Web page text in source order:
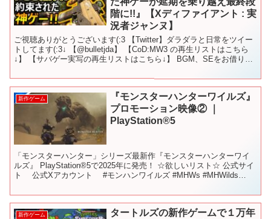
階に!!』【Xディファイアント : 実
況者ジャンヌ】
ご視聴ありがとうございます(:3 【Twitter】ダラダラと日常をツイー
トしてます(:3↓ 【@bulletjda】 【CoD:MW3 の再生リストはこちら
↓】 【サバゲー実写の再生リストはこちら↓】 BGM、SEをお借りし
新作ゲーム
『モンスターハンターワイルズ』
プロモーション映像② ｜
PlayStation®5
「モンスターハンター」シリーズ最新作『モンスターハンターワイ
ルズ』 PlayStation®5で2025年に発売！ ☆欲しいリスト☆ 公式サイ
ト 公式Xアカウント #モンハンワイルズ #MHWs #MHWilds
新作ゲーム
タートルズの新作ゲームで１万年